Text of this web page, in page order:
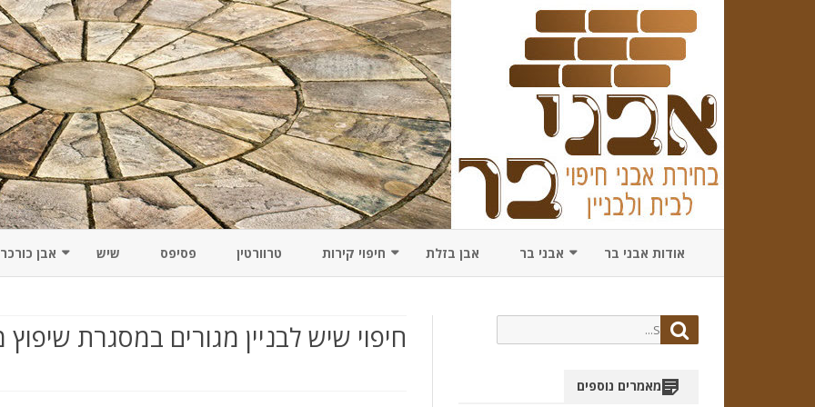
to אודות אבני בר אבני בר
את משרד אדריכלים הנכון
אבן בזלת חיפוי קירות
חיפוי קירות אמבטיה
טרוורטין פסיפס שיש אבן כורכר
חיפוי שיש לבניין מגורים במסגרת שיפוץ
Search
for:
Search
מאמרים נוספים